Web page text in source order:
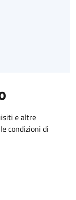
e altre
condizioni di